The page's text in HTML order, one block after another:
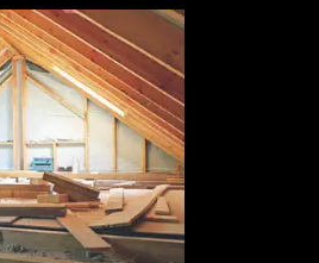
73 Savoie